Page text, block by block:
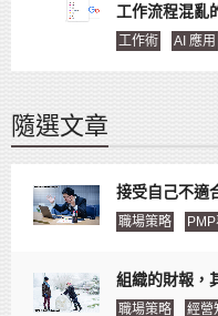
工作流程混亂
工作術 AI 應用
隨選文章
接受自己不適
職場策略
組織的財報，
職場策略 經營